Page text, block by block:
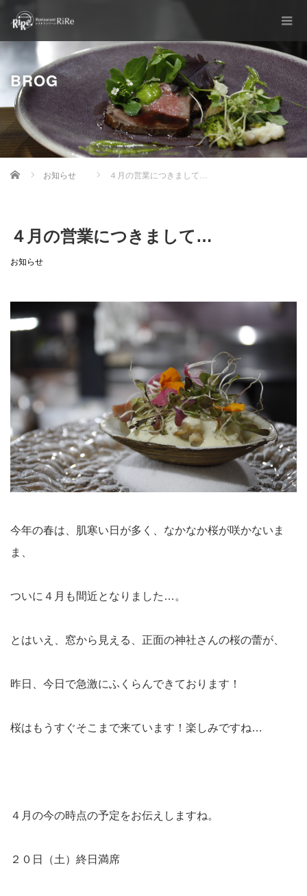
BROG
Home お知らせ ４月の営業につきまして…
４月の営業につきまして…
お知らせ
今年の春は、肌寒い日が多く、なかなか桜が咲かないま
ま、
ついに４月も間近となりました…。
とはいえ、窓から見える、正面の神社さんの桜の蕾が、
昨日、今日で急激にふくらんできております！
桜はもうすぐそこまで来ています！楽しみですね…
４月の今の時点の予定をお伝えしますね。
２０日（土）終日満席